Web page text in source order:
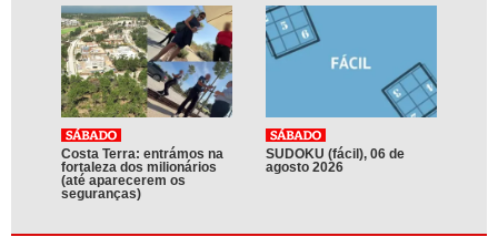
Costa Terra: entrámos na
fortaleza dos milionários
(até aparecerem os
seguranças)
SUDOKU (fácil), 06 de
agosto 2026